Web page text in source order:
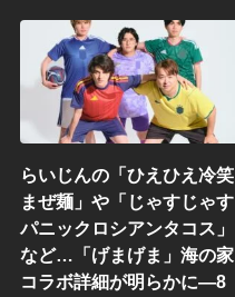
らいじんの「ひえひえ冷笑
まぜ麺」や「じゃすじゃす
パニックロシアンタコス」
など…「げまげま」海の家
コラボ詳細が明らかに―8